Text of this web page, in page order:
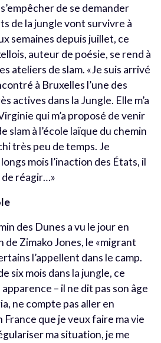
de se demander
de la jungle vont survivre à
semaines depuis juillet, ce
auteur de poésie, se rend à
ateliers de slam. «Je suis arrivé
à Bruxelles l’une des
actives dans la Jungle. Elle m’a
qui m’a proposé de venir
slam à l’école laïque du chemin
très peu de temps. Je
mois l’inaction des États, il
réagir…»
des Dunes a vu le jour en
de Zimako Jones, le «migrant
l’appellent dans le camp.
six mois dans la jungle, ce
– il ne dit pas son âge
ne compte pas aller en
France que je veux faire ma vie
ma situation, je me